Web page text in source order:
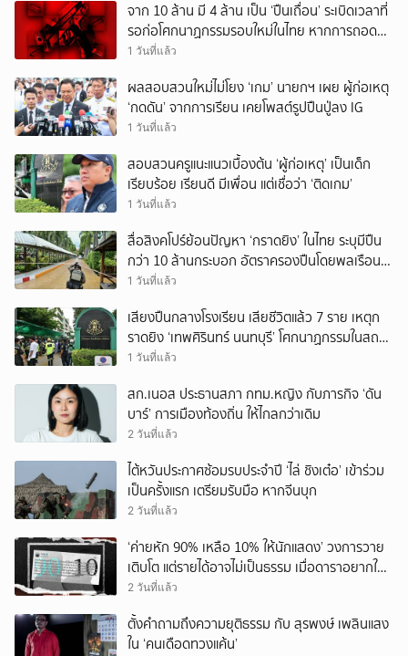
จาก 10 ล้าน มี 4 ล้าน เป็น ‘ปืนเถื่อน’ ระเบิดเวลาที่
รอก่อโศกนาฏกรรมรอบใหม่ในไทย หากการถอดบท
เรียนของรัฐเป็นเพียง ‘ลมปาก’
1 วันที่แล้ว
ผลสอบสวนใหม่ไม่โยง ‘เกม’ นายกฯ เผย ผู้ก่อเหตุ
‘กดดัน’ จากการเรียน เคยโพสต์รูปปืนปู่ลง IG
1 วันที่แล้ว
สอบสวนครูแนะแนวเบื้องต้น ‘ผู้ก่อเหตุ’ เป็นเด็ก
เรียบร้อย เรียนดี มีเพื่อน แต่เชื่อว่า ‘ติดเกม’
1 วันที่แล้ว
สื่อสิงคโปร์ย้อนปัญหา ‘กราดยิง’ ในไทย ระบุมีปืน
กว่า 10 ล้านกระบอก อัตราครองปืนโดยพลเรือน
สูงที่สุดในภูมิภาค
1 วันที่แล้ว
เสียงปืนกลางโรงเรียน เสียชีวิตแล้ว 7 ราย เหตุก
ราดยิง ‘เทพศิรินทร์ นนทบุรี’ โศกนาฏกรรมในสถาน
ศึกษา ครั้งที่ 2 ในรอบปี
1 วันที่แล้ว
สก.เนอส ประธานสภา กทม.หญิง กับภารกิจ ‘ดัน
บาร์’ การเมืองท้องถิ่น ให้ไกลกว่าเดิม
2 วันที่แล้ว
ไต้หวันประกาศซ้อมรบประจำปี ‘ไล่ ชิงเต๋อ’ เข้าร่วม
เป็นครั้งแรก เตรียมรับมือ หากจีนบุก
2 วันที่แล้ว
‘ค่ายหัก 90% เหลือ 10% ให้นักแสดง’ วงการวาย
เติบโต แต่รายได้อาจไม่เป็นธรรม เมื่อดาราอยากให้มี
‘สัญญามาตรฐาน’
2 วันที่แล้ว
ตั้งคำถามถึงความยุติธรรม กับ สุรพงษ์ เพลินแสง
ใน ‘คนเดือดทวงแค้น’